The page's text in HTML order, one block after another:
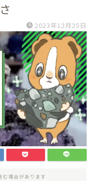
2023年12月25日
む場合があります